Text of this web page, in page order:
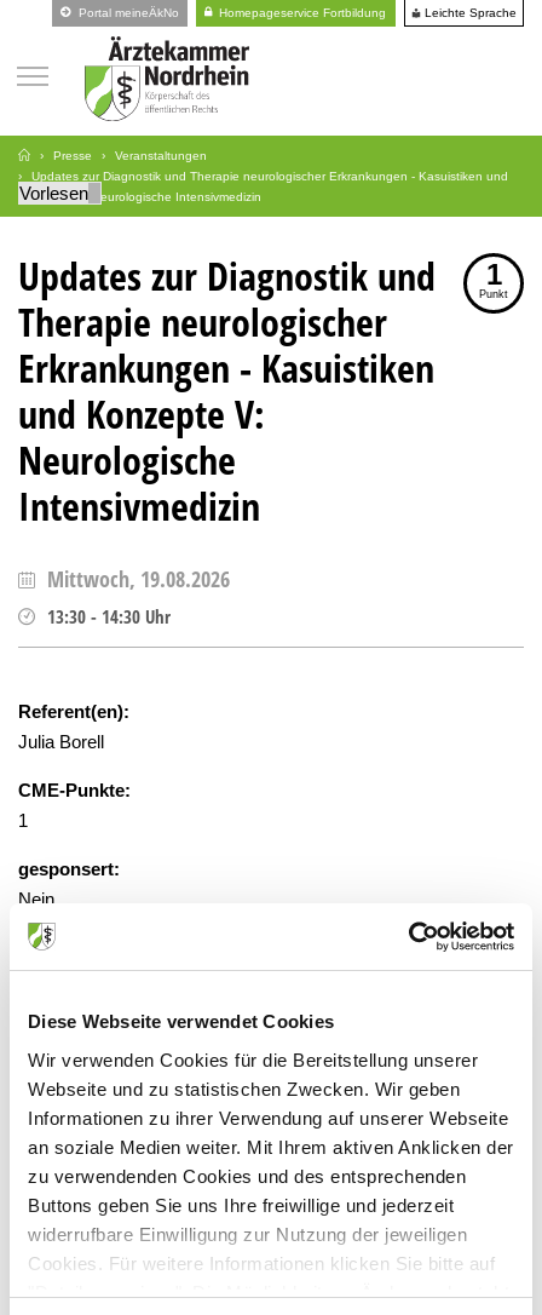
Diese Webseite verwendet Cookies
Wir verwenden Cookies für die Bereitstellung unserer
Webseite und zu statistischen Zwecken. Wir geben
Informationen zu ihrer Verwendung auf unserer Webseite
an soziale Medien weiter. Mit Ihrem aktiven Anklicken der
zu verwendenden Cookies und des entsprechenden
Buttons geben Sie uns Ihre freiwillige und jederzeit
widerrufbare Einwilligung zur Nutzung der jeweiligen
Cookies. Für weitere Informationen klicken Sie bitte auf
"Details anzeigen". Die Möglichkeit zur Änderung besteht
Portal meineÄkNo Homepageservice Fortbildung Leichte Sprache
Presse
Veranstaltungen
Updates zur Diagnostik und Therapie neurologischer Erkrankungen - Kasuistiken und
Konzepte V: Neurologische Intensivmedizin
Vorlesen
Updates zur Diagnostik und
Therapie neurologischer
Erkrankungen - Kasuistiken
und Konzepte V:
Neurologische
Intensivmedizin
1
Punkt
Mittwoch, 19.08.2026
13:30 - 14:30 Uhr
Referent(en):
Julia Borell
CME-Punkte:
1
gesponsert:
Nein
unter tobias.tings@st-josef-moers.de
Veranstaltungsort:
St. Josef Krankenhaus, 1.
Untergeschoß, Raum B.U.73
Asberger Straße 4, 47441 Moers
Anbieter: